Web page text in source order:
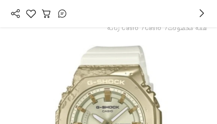
همه محصولات/
Casio
/ Casio زنانه